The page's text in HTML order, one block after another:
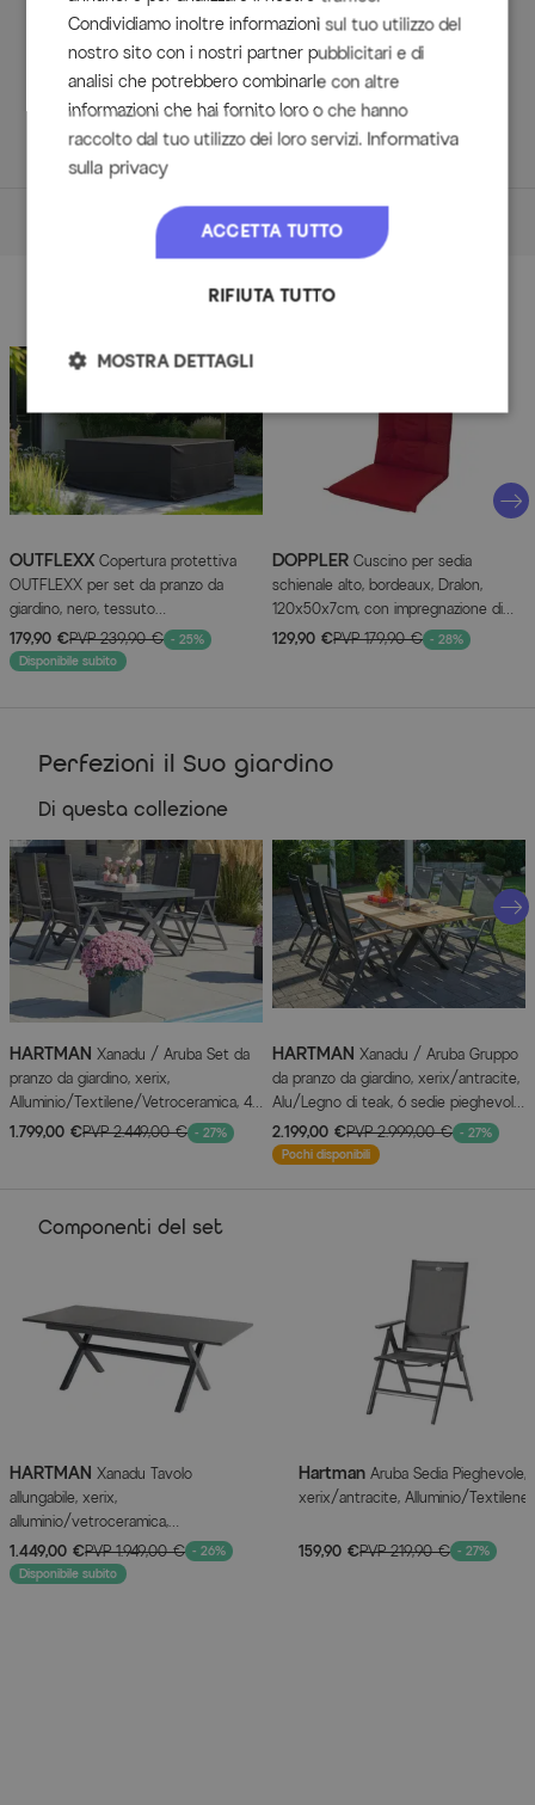
Contenuto della consegna
1x Tavolo da pranzo Xanadu, ca. 160/220 x 100 cm
(65900058)
8x Sedie pieghevoli Aruba (65867010)
ca. 160/220 x 100 x 76 cm
Sedie pieghevoli
ca. 73 x 62,5 x 112,5 cm
Superficie della seduta: ca. 45 x 43 cm
Peso: ca. 4,5 kg
Altezza della seduta: ca. 45 cm
Capacità di carico max ca. 130 kg
Attributo Valori
Informazioni del produttore
MAGGIORI INFORMAZIONI QUI
OUTFLEXX Copertura protettiva
OUTFLEXX per set da pranzo da
giardino, nero, tessuto
ripstop/poliestere, 202 x 124 x 83 cm,
idrorepellente, protezione UV
179,90 €PVP239,90 € - 25%
Disponibile subito
DOPPLER Cuscino per sedia
schienale alto, bordeaux, Dralon,
120x50x7cm, con impregnazione di
marca DuPont Teflon
129,90 €PVP179,90 € - 28%
Perfezioni il Suo giardino
Di questa collezione
HARTMAN Xanadu / Aruba Set da
pranzo da giardino, xerix,
Alluminio/Textilene/Vetroceramica, 4
sedie pieghevoli, 160/220x100cm
1.799,00 €PVP2.449,00 € - 27%
HARTMAN Xanadu / Aruba Gruppo
da pranzo da giardino, xerix/antracite,
Alu/Legno di teak, 6 sedie pieghevoli,
braccioli in teak, 220x100cm
2.199,00 €PVP2.999,00 € - 27%
Pochi disponibili
Componenti del set
HARTMAN Xanadu Tavolo
allungabile, xerix,
alluminio/vetroceramica,
160/220x100cm, struttura a X
1.449,00 €PVP1.949,00 € - 26%
Disponibile subito
Hartman Aruba Sedia Pieghevole,
xerix/antracite, Alluminio/Textilene
159,90 €PVP219,90 € - 27%
Condividiamo inoltre informazioni sul tuo utilizzo del
nostro sito con i nostri partner pubblicitari e di
analisi che potrebbero combinarle con altre
informazioni che hai fornito loro o che hanno
raccolto dal tuo utilizzo dei loro servizi. Informativa
sulla privacy
ACCETTA TUTTO
RIFIUTA TUTTO
MOSTRA DETTAGLI